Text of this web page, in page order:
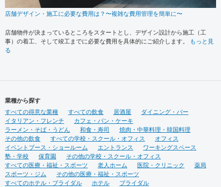
店舗デザイン・施工に必要な費用は？〜複雑な費用管理を簡単に〜
店舗物件が決まっているところをスタートとし、デザイン設計から施工（工
事）の着工、そして竣工までに必要な費用を具体的にご紹介します。
もっと見
る
業種から探す
すべての得意な業種
すべての飲食 居酒屋
ダイニング・バー
イタリアン・フレンチ
カフェ・パン・ケーキ
ラーメン・そば・うどん
和食・寿司
焼肉・中華料理・韓国料理
その他の飲食
すべての学校・スクール・オフィス
オフィス
イベントブース・ショールーム
エントランス
ワーキングスペース
塾・学校
保育園
その他の学校・スクール・オフィス
すべての医療・福祉・スポーツ
老人ホーム 医院・クリニック
薬局
スポーツ・ジム
その他の医療・福祉・スポーツ
すべてのホテル・ブライダル
ホテル
ブライダル